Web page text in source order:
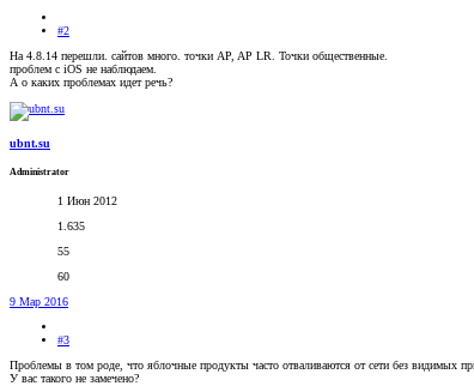
#2
На 4.8.14 перешли. сайтов много. точки AP, AP LR. Точки общественные.
проблем с iOS не наблюдаем.
А о каких проблемах идет речь?
ubnt.su
Administrator
1 Июн 2012
1.635
55
60
9 Мар 2016
#3
Проблемы в том роде, что яблочные продукты часто отваливаются от сети без видимых
У вас такого не замечено?